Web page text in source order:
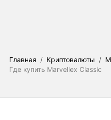
Главная / Криптовалюты /
Где купить Marvellex Classic